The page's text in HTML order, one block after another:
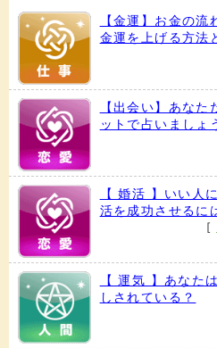
【金運】お金の
金運を上げる方法
【出会い】あな
ットで占いましょ
【 婚活 】いい人
活を成功させるに
[
【 運気 】あなた
しされている？